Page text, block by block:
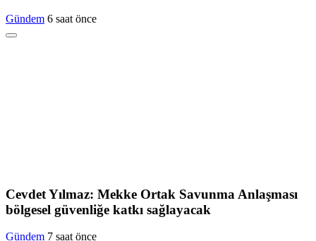
Gündem 6 saat önce
Cevdet Yılmaz: Mekke Ortak Savunma Anlaşması
bölgesel güvenliğe katkı sağlayacak
Gündem 7 saat önce